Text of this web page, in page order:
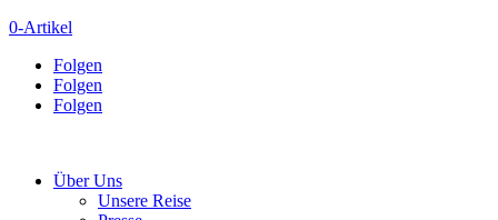
0-Artikel
Folgen
Folgen
Folgen
Über Uns
Unsere Reise